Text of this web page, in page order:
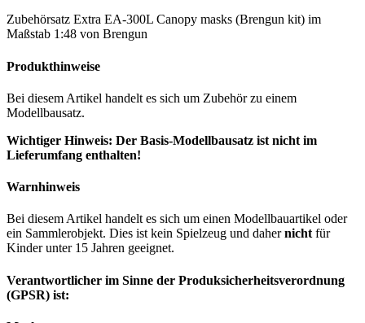
Zubehörsatz Extra EA-300L Canopy masks (Brengun kit) im
Maßstab 1:48 von Brengun
Produkthinweise
Bei diesem Artikel handelt es sich um Zubehör zu einem
Modellbausatz.
Wichtiger Hinweis: Der Basis-Modellbausatz ist nicht im
Lieferumfang enthalten!
Warnhinweis
Bei diesem Artikel handelt es sich um einen Modellbauartikel oder
ein Sammlerobjekt. Dies ist kein Spielzeug und dahernicht für
Kinder unter 15 Jahren geeignet.
Verantwortlicher im Sinne der Produksicherheitsverordnung
(GPSR) ist: